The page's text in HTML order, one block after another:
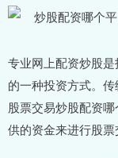
专业网上配资炒股
的一种投资方式。
股票交易炒股配资
供的资金来进行股票